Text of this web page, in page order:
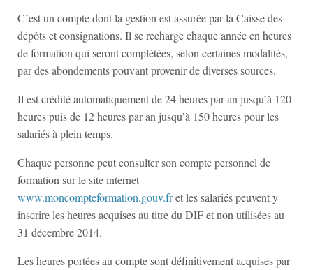
C’est un compte dont la gestion est assurée par la Caisse des
dépôts et consignations. Il se recharge chaque année en heures
de formation qui seront complétées, selon certaines modalités,
par des abondements pouvant provenir de diverses sources.
Il est crédité automatiquement de 24 heures par an jusqu’à 120
heures puis de 12 heures par an jusqu’à 150 heures pour les
salariés à plein temps.
Chaque personne peut consulter son compte personnel de
formation sur le site internet
www.moncompteformation.gouv.fret les salariés peuvent y
inscrire les heures acquises au titre du DIF et non utilisées au
31 décembre 2014.
Les heures portées au compte sont définitivement acquises par